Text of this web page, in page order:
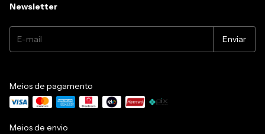
Newsletter
Meios de pagamento
Meios de envio